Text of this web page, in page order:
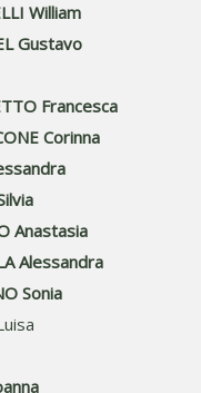
William
Gustavo
Francesca
Corinna
Anastasia
Alessandra
Sonia